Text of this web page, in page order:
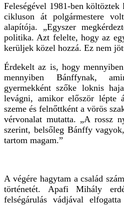
Feleségével 1981-ben
cikluson át polgármestere
alapítója. „Egyszer
politika. Azt felelte, hogy az
kerüljek közel hozzá. Ez nem
Érdekelt az is, hogy
mennyiben Bánffynak,
gyermekként szőke loknis
levágni, amikor először lépte
szeme és felnőttként a vörös
vérvonalat mutatta. „A rossz
szerint, belsőleg Bánffy
tartom magam.”
A végére hagytam a család
történetét. Apafi Mihály
felségárulás vádjával